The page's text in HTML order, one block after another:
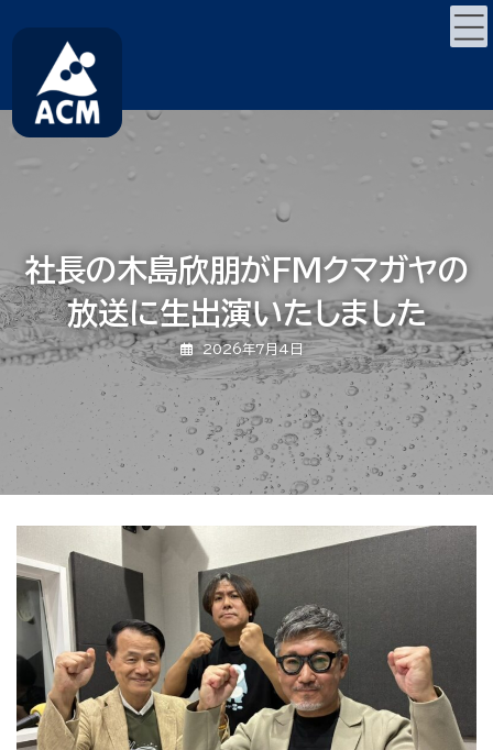
キ
ゲ
に
移
社長の木島欣朋がFMクマガヤの
放送に生出演いたしました
2026年7月4日